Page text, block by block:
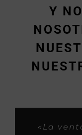
Y
«La
«Son
«Muy